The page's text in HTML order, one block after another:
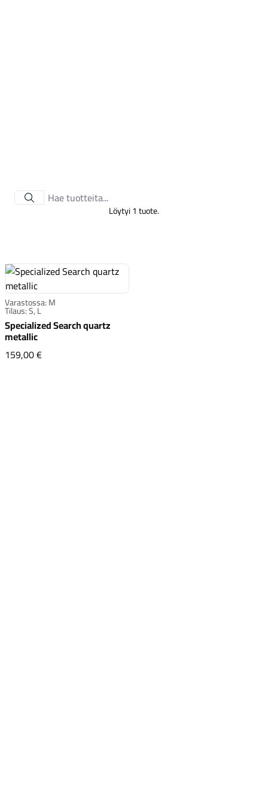
Komponentit
Löytyi 1 tuote.
Varastossa: M
Tilaus: S, L
Specialized Search quartz
metallic
159,00 €Specialized Search quartz metallic